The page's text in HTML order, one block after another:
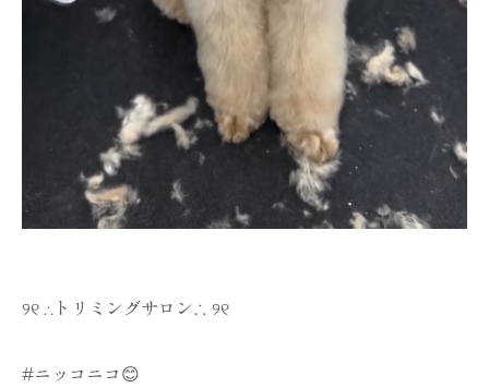
୨୧ ∴トリミングサロン∴ ୨୧
#ニッコニコ😊